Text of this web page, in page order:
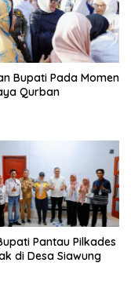
Bupati Pada Momen
Qurban
Pantau Pilkades
di Desa Siawung